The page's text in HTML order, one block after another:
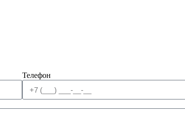
Телефон